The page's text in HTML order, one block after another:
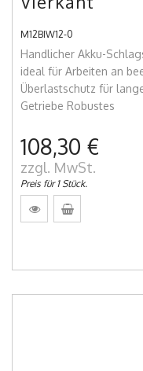
M12BIW12-0
Handlicher Akku-
ideal für Arbeiten an
Überlastschutz für
Getriebe Robustes
108,30 €
zzgl. MwSt.
Preis für 1 Stück.